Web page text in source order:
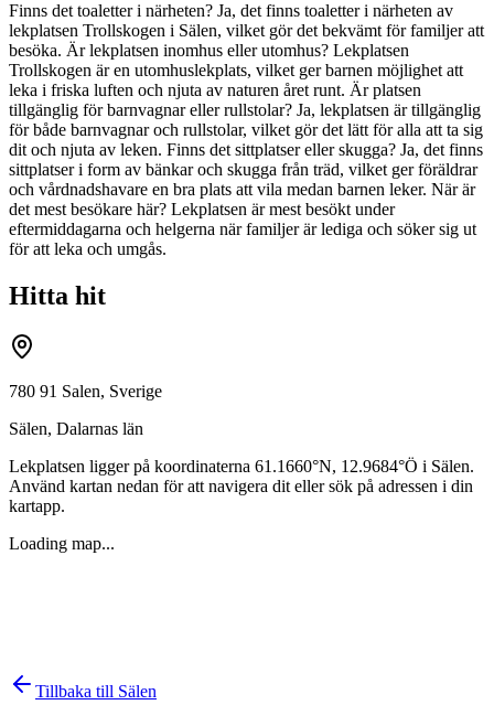
Finns det toaletter i närheten? Ja, det finns toaletter i närheten av
lekplatsen Trollskogen i Sälen, vilket gör det bekvämt för familjer att
besöka. Är lekplatsen inomhus eller utomhus? Lekplatsen
Trollskogen är en utomhuslekplats, vilket ger barnen möjlighet att
leka i friska luften och njuta av naturen året runt. Är platsen
tillgänglig för barnvagnar eller rullstolar? Ja, lekplatsen är tillgänglig
för både barnvagnar och rullstolar, vilket gör det lätt för alla att ta sig
dit och njuta av leken. Finns det sittplatser eller skugga? Ja, det finns
sittplatser i form av bänkar och skugga från träd, vilket ger föräldrar
och vårdnadshavare en bra plats att vila medan barnen leker. När är
det mest besökare här? Lekplatsen är mest besökt under
eftermiddagarna och helgerna när familjer är lediga och söker sig ut
för att leka och umgås.
Hitta hit
780 91 Salen, Sverige
Sälen, Dalarnas län
Lekplatsen ligger på koordinaterna 61.1660°N, 12.9684°Ö i Sälen.
Använd kartan nedan för att navigera dit eller sök på adressen i din
kartapp.
Loading map...
Tillbaka till Sälen